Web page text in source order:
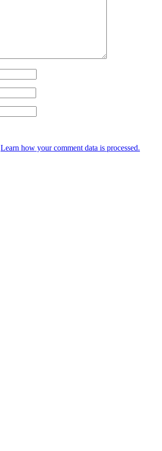
Learn how your comment data is processed.